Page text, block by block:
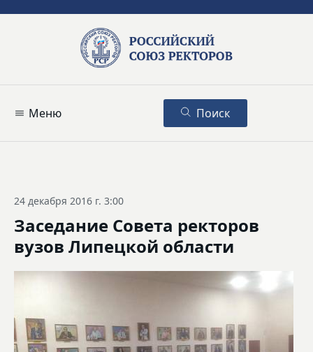
Меню Поиск
24 декабря 2016 г. 3:00
Заседание Совета ректоров
вузов Липецкой области